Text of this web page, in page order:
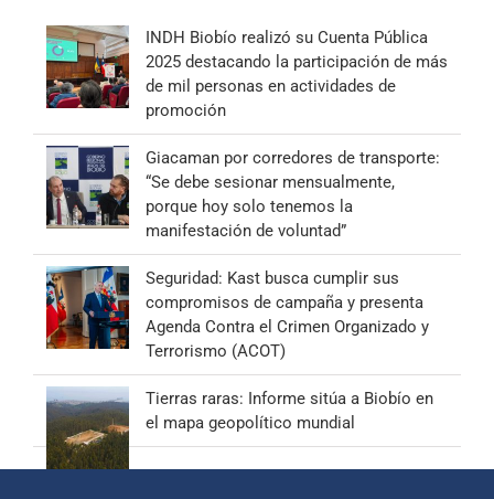
INDH Biobío realizó su Cuenta Pública
2025 destacando la participación de más
de mil personas en actividades de
promoción
Giacaman por corredores de transporte:
“Se debe sesionar mensualmente,
porque hoy solo tenemos la
manifestación de voluntad”
Seguridad: Kast busca cumplir sus
compromisos de campaña y presenta
Agenda Contra el Crimen Organizado y
Terrorismo (ACOT)
Tierras raras: Informe sitúa a Biobío en
el mapa geopolítico mundial